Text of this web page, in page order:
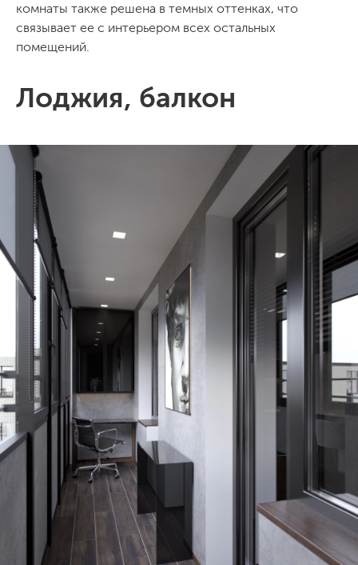
комнаты также решена в темных оттенках, что
связывает ее с интерьером всех остальных
помещений.
Лоджия, балкон